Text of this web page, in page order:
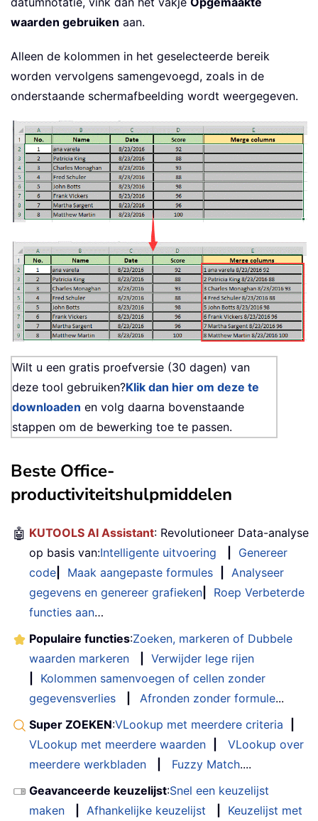
waarden gebruiken aan.
Alleen de kolommen in het geselecteerde bereik
worden vervolgens samengevoegd, zoals in de
onderstaande schermafbeelding wordt weergegeven.
Wilt u een gratis proefversie (30 dagen) van
deze tool gebruiken?Klik dan hier om deze te
downloaden en volg daarna bovenstaande
stappen om de bewerking toe te passen.
Beste Office-
productiviteitshulpmiddelen
🤖 KUTOOLS AI Assistant: Revolutioneer Data-analyse
op basis van:Intelligente uitvoering
Genereer
code
Maak aangepaste formules
Analyseer
gegevens en genereer grafieken
Roep Verbeterde
functies aan…
Populaire functies:Zoeken, markeren of Dubbele
waarden markeren
Verwijder lege rijen
Kolommen samenvoegen of cellen zonder
gegevensverlies
Afronden zonder formule...
Super ZOEKEN:VLookup met meerdere criteria
VLookup met meerdere waarden
VLookup over
meerdere werkbladen
Fuzzy Match....
Geavanceerde keuzelijst:Snel een keuzelijst
maken
Afhankelijke keuzelijst
Keuzelijst met